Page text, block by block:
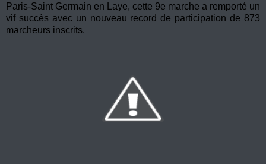
Paris-Saint Germain en Laye, cette 9e marche a remporté un
vif succès avec un nouveau record de participation de 873
marcheurs inscrits.